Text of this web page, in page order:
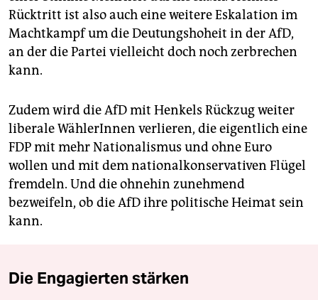
Rücktritt ist also auch eine weitere Eskalation im
Machtkampf um die Deutungshoheit in der AfD,
an der die Partei vielleicht doch noch zerbrechen
kann.
Zudem wird die AfD mit Henkels Rückzug weiter
liberale WählerInnen verlieren, die eigentlich eine
FDP mit mehr Nationalismus und ohne Euro
wollen und mit dem nationalkonservativen Flügel
fremdeln. Und die ohnehin zunehmend
bezweifeln, ob die AfD ihre politische Heimat sein
kann.
Die Engagierten stärken